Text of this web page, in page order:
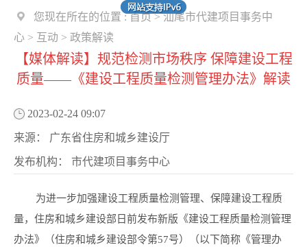
您现在所在的位置 :首页>汕尾市代建项目事务中
心 > 互动 > 政策解读
【媒体解读】规范检测市场秩序 保障建设工程
质量——《建设工程质量检测管理办法》解读
2023-02-24 09:07
来源： 广东省住房和城乡建设厅
发布机构： 市代建项目事务中心
为进一步加强建设工程质量检测管理、保障建设工程质
量，住房和城乡建设部日前发布新版《建设工程质量检测管理
办法》（住房和城乡建设部令第57号）（以下简称《管理办